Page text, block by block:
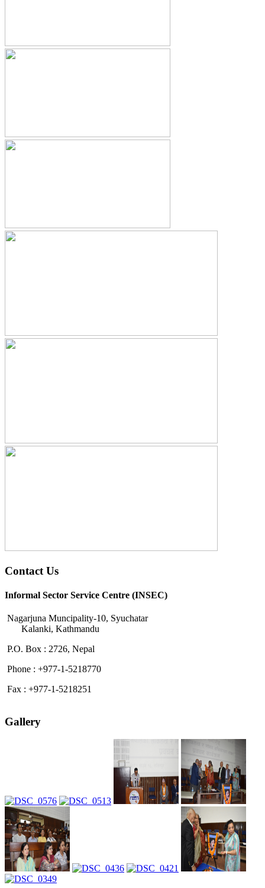
Contact Us
Informal Sector Service Centre (INSEC)
Nagarjuna Muncipality-10, Syuchatar
Kalanki, Kathmandu
P.O. Box : 2726, Nepal
Phone : +977-1-5218770
Fax : +977-1-5218251
Gallery